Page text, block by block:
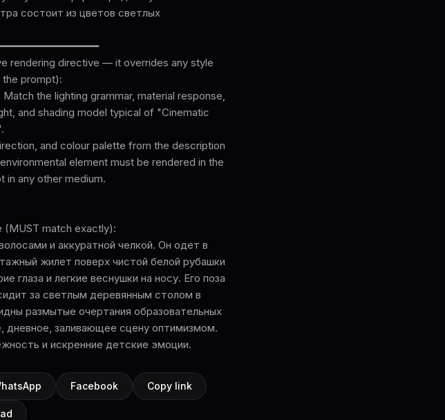
состоит из цветов светлых
rendering directive — it overrides any style
prompt):
the lighting grammar, material response,
and shading model typical of "Cinematic
and colour palette from the description
element must be rendered in the
in any other medium.
(MUST match exactly):
и аккуратной челкой. Он одет в
жилет поверх чистой белой рубашки
глаза и легкие веснушки на носу. Его поза
за светлым деревянным столом в
размытые очертания образовательных
дневное, заливающее сцену оптимизмом.
и искренние детские эмоции.
Facebook Copy link